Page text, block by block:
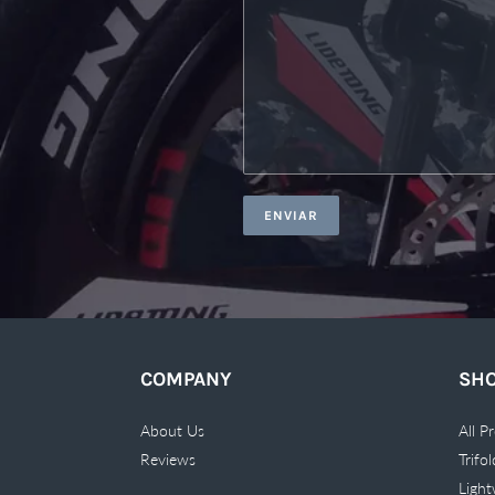
COMPANY
About Us
Reviews
All